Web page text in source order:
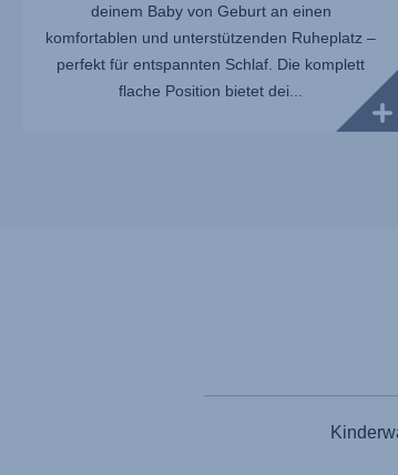
deinem Baby von Geburt an einen
komfortablen und unterstützenden Ruheplatz –
perfekt für entspannten Schlaf. Die komplett
flache Position bietet dei...